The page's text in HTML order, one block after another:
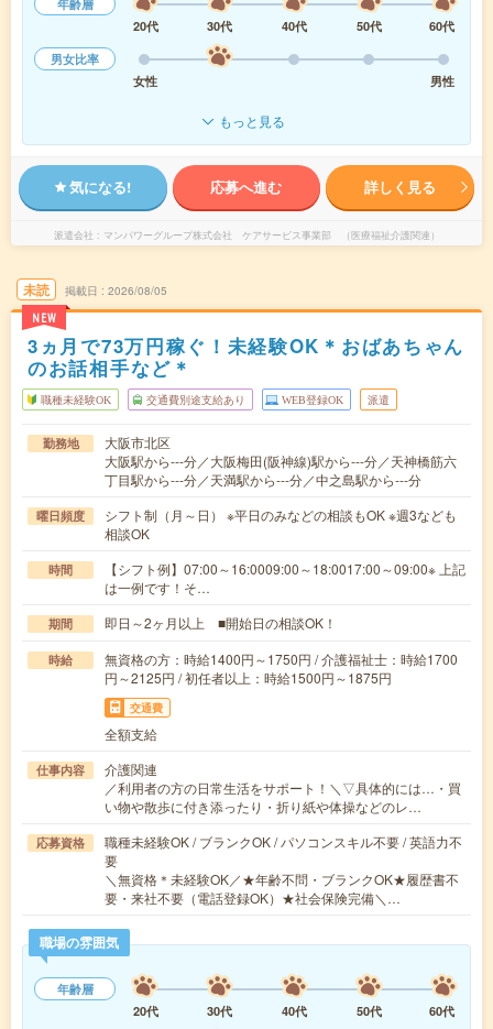
年齢層
20代
30代 40代 50代
60代
男女比率
女性
男性
もっと見る
気になる! 応募へ進む 詳しく見る
派遣会社 マンパワーグループ株式会社 ケアサービス事業部 （医療福祉介護関連）
未読
NEW
掲載日 2026/08/05
3ヵ月で73万円稼ぐ！未経験OK＊おばあちゃん
のお話相手など＊
職種未経験OK 交通費別途支給あり WEB登録OK 派遣
勤務地
大阪市北区
大阪駅から---分／大阪梅田(阪神線)駅から---分／天神橋筋六
丁目駅から---分／天満駅から---分／中之島駅から---分
曜日頻度
シフト制（月～日） ※平日のみなどの相談もOK ※週3なども
相談OK
時間
【シフト例】07:00～16:0009:00～18:0017:00～09:00※ 上記
は一例です！そ…
期間 即日～2ヶ月以上 ■開始日の相談OK！
時給
無資格の方：時給1400円～1750円 / 介護福祉士：時給1700
円～2125円 / 初任者以上：時給1500円～1875円
交通費
全額支給
仕事内容
介護関連
／利用者の方の日常生活をサポート！＼▽具体的には…・買
い物や散歩に付き添ったり・折り紙や体操などのレ…
応募資格
職種未経験OK / ブランクOK / パソコンスキル不要 / 英語力不
要
＼無資格＊未経験OK／★年齢不問・ブランクOK★履歴書不
要・来社不要（電話登録OK）★社会保険完備＼…
職場の雰囲気
年齢層
20代
30代 40代 50代
60代